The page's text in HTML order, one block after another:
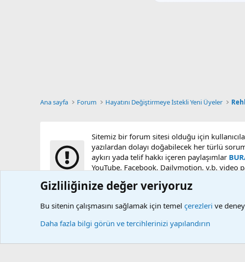
Ana sayfa Forum Hayatını Değiştirmeye İstekli Yeni Üyeler
Sitemiz bir forum sitesi olduğu için
yazılardan dolayı doğabilecek her türlü
aykırı yada telif hakkı içeren paylaşımlar
YouTube, Facebook, Dailymotion, v.b. video
Çerezler
Gizliliğinize değer veriyoruz
Bu sitenin çalışmasını sağlamak için temel çerezleri ve
Daha fazla bilgi görün ve tercihlerinizi yapılandırın